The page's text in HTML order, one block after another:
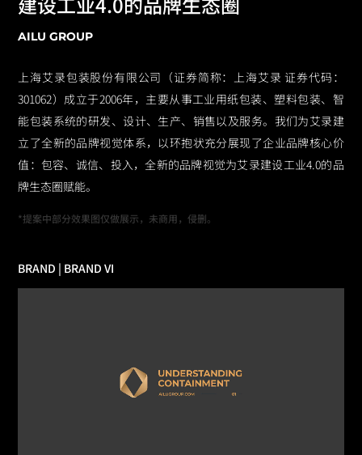
AILU GROUP
上海艾录包装股份有限公司（证券简称：上海艾录 证券代码：
301062）成立于2006年，主要从事工业用纸包装、塑料包装、智
能包装系统的研发、设计、生产、销售以及服务。我们为艾录建
立了全新的品牌视觉体系，以环抱状充分展现了企业品牌核心价
值：包容、诚信、投入，全新的品牌视觉为艾录建设工业4.0的品
牌生态圈赋能。
BRAND | BRAND VI
*提案中部分效果图仅做展示，未商用，侵删。